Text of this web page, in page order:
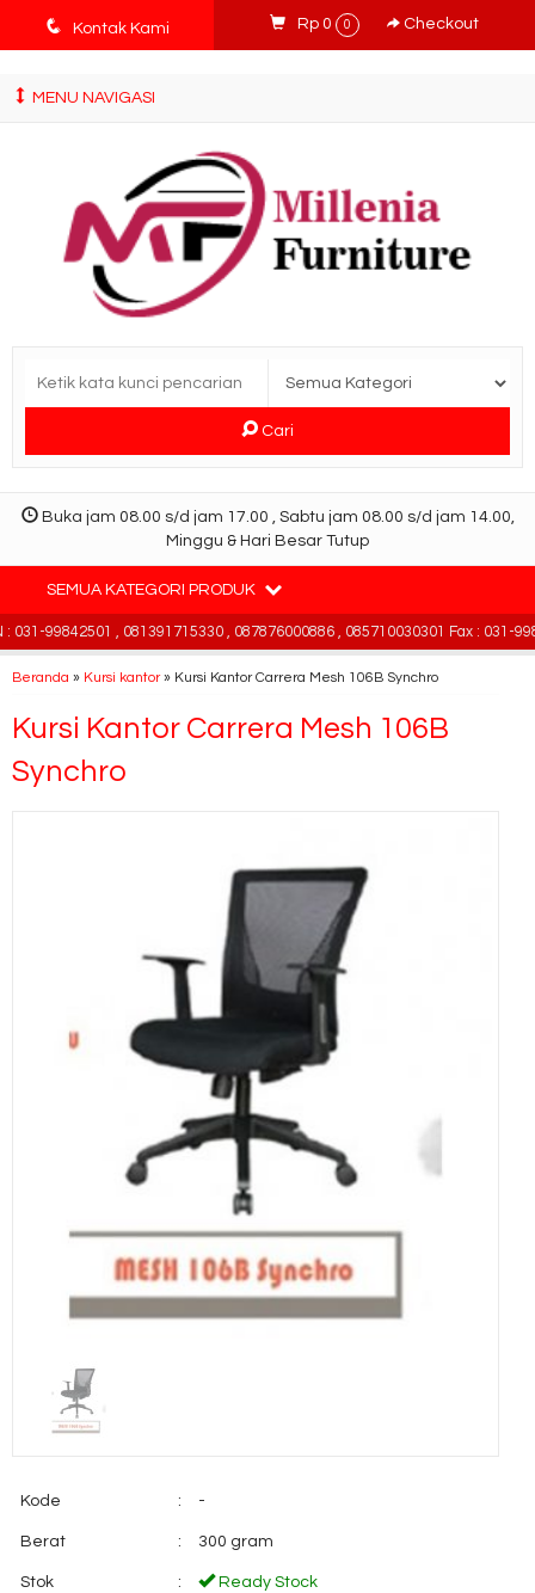
tv3ISbyqwvMDypa7aIfj2FUlPKawe7X5fX5v6wsT4Ns
q Kontak Kami Rp 0 0 Checkout
MENU NAVIGASI
Cari
Buka jam 08.00 s/d jam 17.00 , Sabtu jam 08.00 s/d jam 14.00,
Minggu & Hari Besar Tutup
SEMUA KATEGORI PRODUK
99842501 , 081391715330 , 087876000886 , 085710030301 Fax : 031-
Beranda » Kursi kantor» Kursi Kantor Carrera Mesh 106B Synchro
Kursi Kantor Carrera Mesh 106B
Synchro
Kode : -
Berat : 300 gram
Stok : Ready Stock